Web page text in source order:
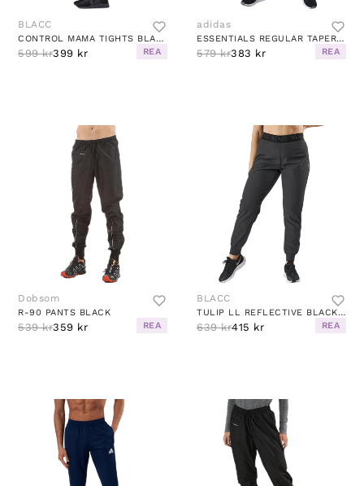
BLACC
CONTROL MAMA TIGHTS BLACK
599 kr399 kr REA
adidas
ESSENTIALS REGULAR TAPERED CUFFED 7/8 PANT BLACK / WHITE
579 kr383 kr REA
Dobsom
R-90 PANTS BLACK
539 kr359 kr REA
BLACC
TULIP LL REFLECTIVE BLACK/GREY/SILVER
639 kr415 kr REA